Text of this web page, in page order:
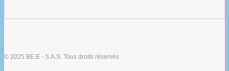
© 2025 BE.E - S.A.S. Tous droits réservés